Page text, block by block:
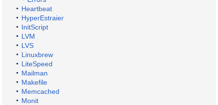
Heartbeat
HyperEstraier
InitScript
LVM
LVS
Linuxbrew
LiteSpeed
Mailman
Makefile
Memcached
Monit